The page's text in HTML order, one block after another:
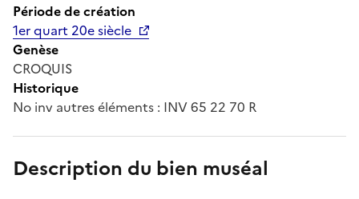
Période de création
1er quart 20e siècle
Genèse
CROQUIS
Historique
No inv autres éléments : INV 65 22 70 R
Description du bien muséal